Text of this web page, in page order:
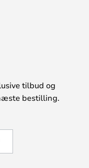
tilbud og
bestilling.